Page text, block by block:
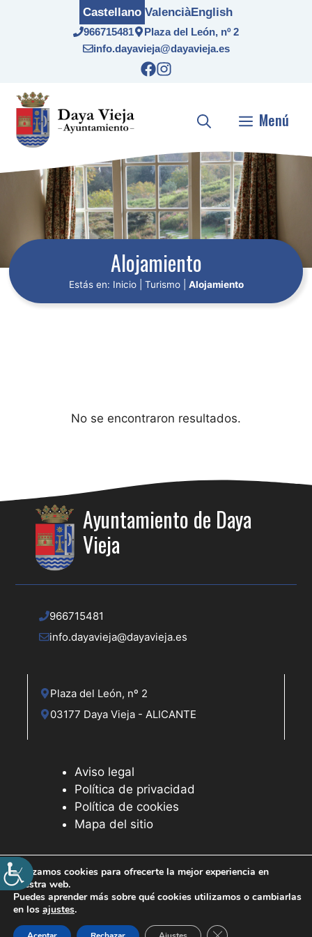
966715481
Plaza del León, nº 2
info.dayavieja@dayavieja.es
Castellano ValenciàEnglish
Menú
Alojamiento
Estás en: Inicio| Turismo| Alojamiento
No se encontraron resultados.
Ayuntamiento de Daya
Vieja
966715481
info.dayavieja@dayavieja.es
Plaza del León, nº 2
03177 Daya Vieja - ALICANTE
Aviso legal
Política de privacidad
Política de cookies
Mapa del sitio
© 2026 Web desarrollada por el Servicio de Informática de
Utilizamos cookies para ofrecerte la mejor experiencia en
nuestra web.
Puedes aprender más sobre qué cookies utilizamos o cambiarlas
en los ajustes.
Cerrar el banner de